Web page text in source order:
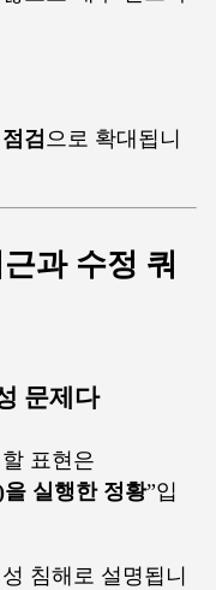
검으로 확대됩니
과 수정 쿼
문제다
표현은
실행한 정황”입
침해로 설명됩니